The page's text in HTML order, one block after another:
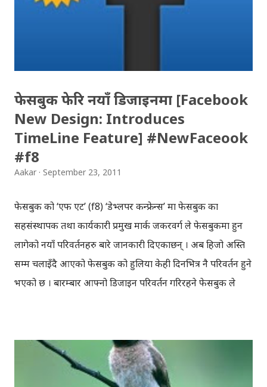
हेर्नुस्, ३ वटा मुर्ति छन् । वाँया बाट पहिलो मूर्ति भगवान गणेश को हो,
फेसबुक फेरि नयाँ डिजाइनमा [Facebook
New Design: Introduces
TimeLine Feature] #NewFaceook
#f8
Aakar September 23, 2011
फेसबुक को ‘एफ एट’ (f8) ‘डेभ्लपर कन्फ्रेन्स’ मा फेसबुक का
सहसंस्थापक तथा कार्यकारी प्रमुख मार्क जकरवर्ग ले फेसबुकमा हुन
लागेको नयाँ परिवर्तनहरु बारे जानकारी दिएकाछन् । अब हिजो अस्ति
सम्म चलाइँदै आएको फेसबुक को हुलिया केही दिनभित्र नै परिवर्तन हुने
भएको छ । बारम्बार आफ्नो डिजाइन परिवर्तन गरिरहने फेसबुक ले
‘फेसवुक प्रोफाइल’ मा आमूल परिवर्तन गरिएको बताएकाछन् । फेसबुक
मा ‘टाइमलाइन’ भन्ने ‘फिचर’ थप गरिएको छ, ‘टाइमलाइन’ को अर्थ
हुन्छ, तपाईले गरेका कामहरु, बिताएका पलहरु, कहाँ जानुभयो, के